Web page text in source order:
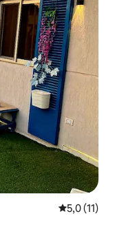
Середня
5,0 (11)